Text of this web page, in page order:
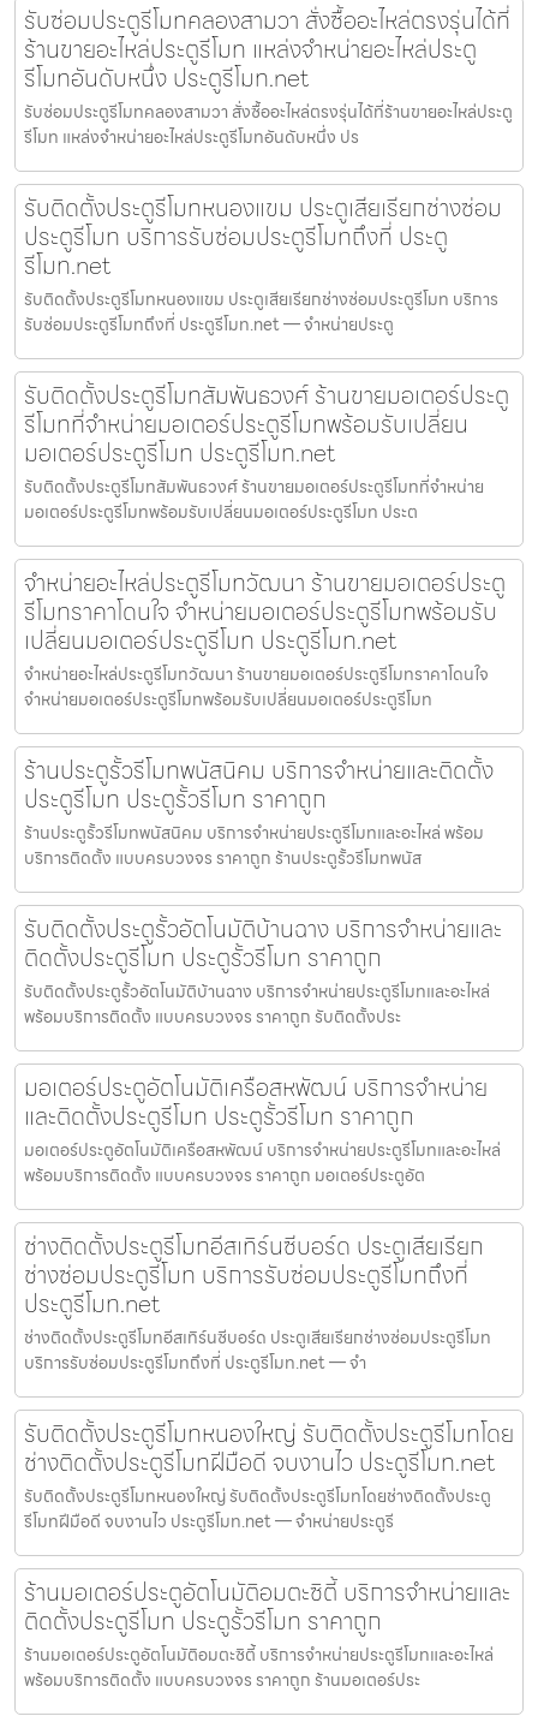
รับซ่อมประตูรีโมทคลองสามวา สั่งซื้ออะไหล่ตรงรุ่นได้ที่
ร้านขายอะไหล่ประตูรีโมท แหล่งจำหน่ายอะไหล่ประตู
รีโมทอันดับหนึ่ง ประตูรีโมท.net
รับซ่อมประตูรีโมทคลองสามวา สั่งซื้ออะไหล่ตรงรุ่นได้ที่ร้านขายอะไหล่ประตู
รีโมท แหล่งจำหน่ายอะไหล่ประตูรีโมทอันดับหนึ่ง ปร
รับติดตั้งประตูรีโมทหนองแขม ประตูเสียเรียกช่างซ่อม
ประตูรีโมท บริการรับซ่อมประตูรีโมทถึงที่ ประตู
รีโมท.net
รับติดตั้งประตูรีโมทหนองแขม ประตูเสียเรียกช่างซ่อมประตูรีโมท บริการ
รับซ่อมประตูรีโมทถึงที่ ประตูรีโมท.net — จำหน่ายประตู
รับติดตั้งประตูรีโมทสัมพันธวงศ์ ร้านขายมอเตอร์ประตู
รีโมทที่จำหน่ายมอเตอร์ประตูรีโมทพร้อมรับเปลี่ยน
มอเตอร์ประตูรีโมท ประตูรีโมท.net
รับติดตั้งประตูรีโมทสัมพันธวงศ์ ร้านขายมอเตอร์ประตูรีโมทที่จำหน่าย
มอเตอร์ประตูรีโมทพร้อมรับเปลี่ยนมอเตอร์ประตูรีโมท ประต
จำหน่ายอะไหล่ประตูรีโมทวัฒนา ร้านขายมอเตอร์ประตู
รีโมทราคาโดนใจ จำหน่ายมอเตอร์ประตูรีโมทพร้อมรับ
เปลี่ยนมอเตอร์ประตูรีโมท ประตูรีโมท.net
จำหน่ายอะไหล่ประตูรีโมทวัฒนา ร้านขายมอเตอร์ประตูรีโมทราคาโดนใจ
จำหน่ายมอเตอร์ประตูรีโมทพร้อมรับเปลี่ยนมอเตอร์ประตูรีโมท
ร้านประตูรั้วรีโมทพนัสนิคม บริการจำหน่ายและติดตั้ง
ประตูรีโมท ประตูรั้วรีโมท ราคาถูก
ร้านประตูรั้วรีโมทพนัสนิคม บริการจำหน่ายประตูรีโมทและอะไหล่ พร้อม
บริการติดตั้ง แบบครบวงจร ราคาถูก ร้านประตูรั้วรีโมทพนัส
รับติดตั้งประตูรั้วอัตโนมัติบ้านฉาง บริการจำหน่ายและ
ติดตั้งประตูรีโมท ประตูรั้วรีโมท ราคาถูก
รับติดตั้งประตูรั้วอัตโนมัติบ้านฉาง บริการจำหน่ายประตูรีโมทและอะไหล่
พร้อมบริการติดตั้ง แบบครบวงจร ราคาถูก รับติดตั้งประ
มอเตอร์ประตูอัตโนมัติเครือสหพัฒน์ บริการจำหน่าย
และติดตั้งประตูรีโมท ประตูรั้วรีโมท ราคาถูก
มอเตอร์ประตูอัตโนมัติเครือสหพัฒน์ บริการจำหน่ายประตูรีโมทและอะไหล่
พร้อมบริการติดตั้ง แบบครบวงจร ราคาถูก มอเตอร์ประตูอัต
ช่างติดตั้งประตูรีโมทอีสเทิร์นซีบอร์ด ประตูเสียเรียก
ช่างซ่อมประตูรีโมท บริการรับซ่อมประตูรีโมทถึงที่
ประตูรีโมท.net
ช่างติดตั้งประตูรีโมทอีสเทิร์นซีบอร์ด ประตูเสียเรียกช่างซ่อมประตูรีโมท
บริการรับซ่อมประตูรีโมทถึงที่ ประตูรีโมท.net — จำ
รับติดตั้งประตูรีโมทหนองใหญ่ รับติดตั้งประตูรีโมทโดย
ช่างติดตั้งประตูรีโมทฝีมือดี จบงานไว ประตูรีโมท.net
รับติดตั้งประตูรีโมทหนองใหญ่ รับติดตั้งประตูรีโมทโดยช่างติดตั้งประตู
รีโมทฝีมือดี จบงานไว ประตูรีโมท.net — จำหน่ายประตูรี
ร้านมอเตอร์ประตูอัตโนมัติอมตะซิตี้ บริการจำหน่ายและ
ติดตั้งประตูรีโมท ประตูรั้วรีโมท ราคาถูก
ร้านมอเตอร์ประตูอัตโนมัติอมตะซิตี้ บริการจำหน่ายประตูรีโมทและอะไหล่
พร้อมบริการติดตั้ง แบบครบวงจร ราคาถูก ร้านมอเตอร์ประ